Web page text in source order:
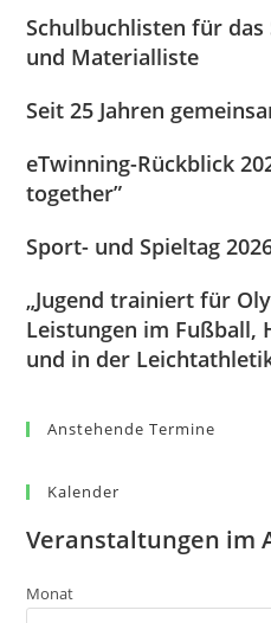
Schulbuchlisten für das
und Materialliste
Seit 25 Jahren
eTwinning-Rückblick
together”
Sport- und Spieltag
„Jugend trainiert für
Leistungen im Fußball,
und in der
Anstehende Termine
Kalender
Veranstaltungen im
Monat